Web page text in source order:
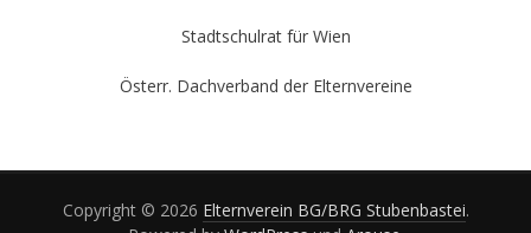
Stadtschulrat für Wien
Österr. Dachverband der Elternvereine
Copyright © 2026 Elternverein BG/BRG Stubenbastei.